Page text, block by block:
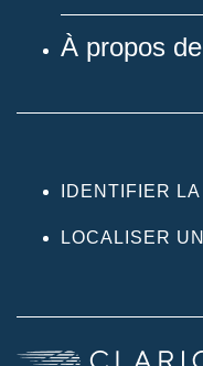
À propos
IDENTIFIER
LOCALISER